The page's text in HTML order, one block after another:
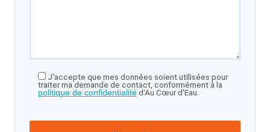
J'accepte que mes données soient utilisées pour
traiter ma demande de contact, conformément à la
politique de confidentialitéd'Au Cœur d'Eau.